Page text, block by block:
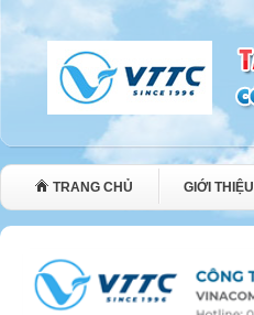
TRANG CHỦ GIỚI THIỆU